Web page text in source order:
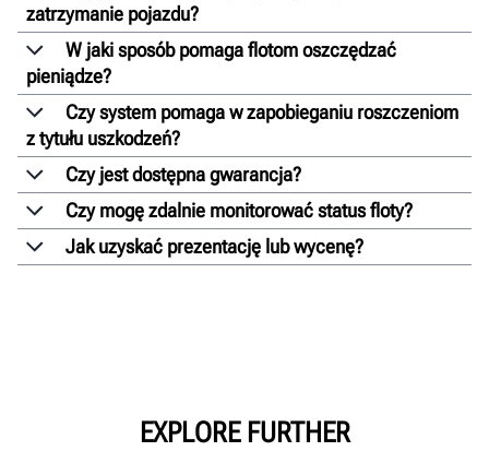
zatrzymanie pojazdu?
W jaki sposób pomaga flotom oszczędzać
pieniądze?
Czy system pomaga w zapobieganiu roszczeniom
z tytułu uszkodzeń?
Czy jest dostępna gwarancja?
Czy mogę zdalnie monitorować status floty?
Jak uzyskać prezentację lub wycenę?
EXPLORE FURTHER